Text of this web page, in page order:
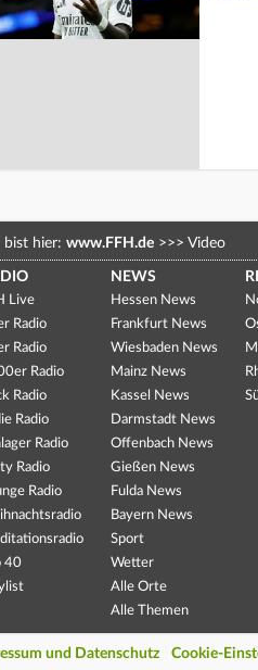
bist hier: www.FFH.de >>> Video
Live
Radio
Radio
Radio
Radio
Radio
Radio
Radio
Radio
40
NEWS
Hessen News
Frankfurt News
Wiesbaden News
Mainz News
Kassel News
Darmstadt News
Offenbach News
Gießen News
Fulda News
Bayern News
Sport
Wetter
Alle Orte
Alle Themen
und Datenschutz Cookie-